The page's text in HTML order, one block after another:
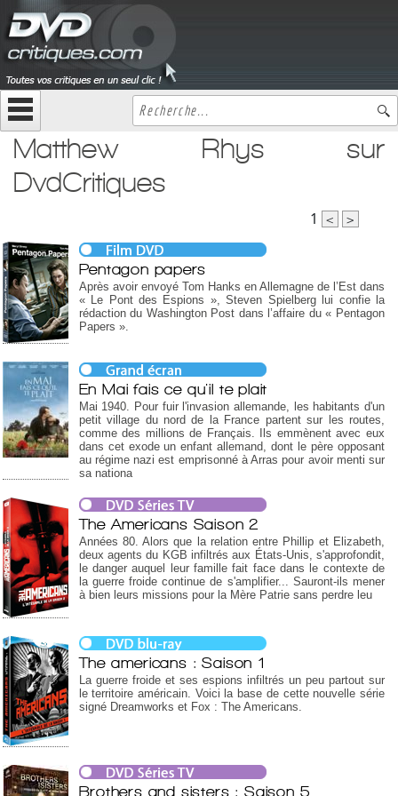
Matthew Rhys sur
DvdCritiques
1 < >
Pentagon papers
Après avoir envoyé Tom Hanks en Allemagne de l’Est dans
« Le Pont des Espions », Steven Spielberg lui confie la
rédaction du Washington Post dans l’affaire du « Pentagon
Papers ».
En Mai fais ce qu'il te plait
Mai 1940. Pour fuir l'invasion allemande, les habitants d'un
petit village du nord de la France partent sur les routes,
comme des millions de Français. Ils emmènent avec eux
dans cet exode un enfant allemand, dont le père opposant
au régime nazi est emprisonné à Arras pour avoir menti sur
sa nationa
The Americans Saison 2
Années 80. Alors que la relation entre Phillip et Elizabeth,
deux agents du KGB infiltrés aux États-Unis, s'approfondit,
le danger auquel leur famille fait face dans le contexte de
la guerre froide continue de s'amplifier... Sauront-ils mener
à bien leurs missions pour la Mère Patrie sans perdre leu
The americans : Saison 1
La guerre froide et ses espions infiltrés un peu partout sur
le territoire américain. Voici la base de cette nouvelle série
signé Dreamworks et Fox : The Americans.
Brothers and sisters : Saison 5